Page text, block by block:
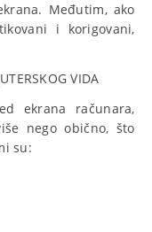
Međutim, ako
i korigovani,
VIDA
ekrana računara,
nego obično, što
su: